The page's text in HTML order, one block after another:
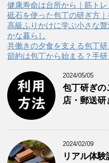
ゴ
リ
ー
健康寿命は台所から｜筋ト
砥石を使った包丁の研ぎ方
高級ふりかけに学ぶ小さな
かな暮らし
共働きの夕食を支える包丁
節約は包丁から始まる？手
2024/05/05
包丁研ぎの
店・郵送
2024/02/09
リアル体